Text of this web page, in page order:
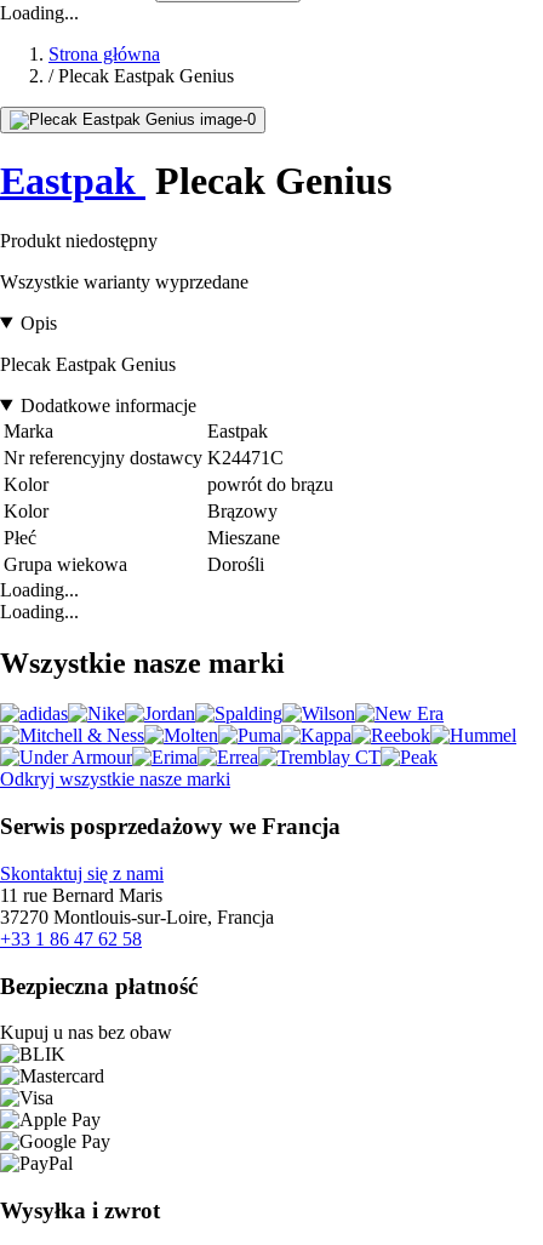
Loading...
Strona główna
/ Plecak Eastpak Genius
Eastpak Plecak Genius
Produkt niedostępny
Wszystkie warianty wyprzedane
Opis
Plecak Eastpak Genius
Dodatkowe informacje
Marka
Eastpak
Nr referencyjny dostawcy K24471C
Kolor
powrót do brązu
Kolor
Brązowy
Płeć
Mieszane
Grupa wiekowa
Dorośli
Loading...
Loading...
Wszystkie nasze marki
Odkryj wszystkie nasze marki
Serwis posprzedażowy we Francja
Skontaktuj się z nami
11 rue Bernard Maris
37270 Montlouis-sur-Loire, Francja
+33 1 86 47 62 58
Bezpieczna płatność
Kupuj u nas bez obaw
Wysyłka i zwrot